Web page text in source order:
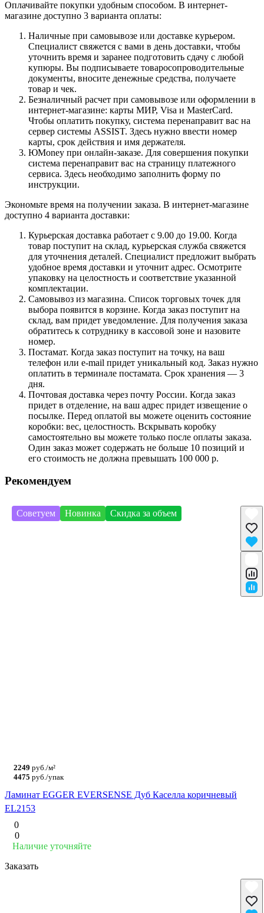
Оплачивайте покупки удобным способом. В интернет-
магазине доступно 3 варианта оплаты:
Наличные при самовывозе или доставке курьером.
Специалист свяжется с вами в день доставки, чтобы
уточнить время и заранее подготовить сдачу с любой
купюры. Вы подписываете товаросопроводительные
документы, вносите денежные средства, получаете
товар и чек.
Безналичный расчет при самовывозе или оформлении в
интернет-магазине: карты МИР, Visa и MasterCard.
Чтобы оплатить покупку, система перенаправит вас на
сервер системы ASSIST. Здесь нужно ввести номер
карты, срок действия и имя держателя.
ЮMoney при онлайн-заказе. Для совершения покупки
система перенаправит вас на страницу платежного
сервиса. Здесь необходимо заполнить форму по
инструкции.
Экономьте время на получении заказа. В интернет-магазине
доступно 4 варианта доставки:
Курьерская доставка работает с 9.00 до 19.00. Когда
товар поступит на склад, курьерская служба свяжется
для уточнения деталей. Специалист предложит выбрать
удобное время доставки и уточнит адрес. Осмотрите
упаковку на целостность и соответствие указанной
комплектации.
Самовывоз из магазина. Список торговых точек для
выбора появится в корзине. Когда заказ поступит на
склад, вам придет уведомление. Для получения заказа
обратитесь к сотруднику в кассовой зоне и назовите
номер.
Постамат. Когда заказ поступит на точку, на ваш
телефон или e-mail придет уникальный код. Заказ нужно
оплатить в терминале постамата. Срок хранения — 3
дня.
Почтовая доставка через почту России. Когда заказ
придет в отделение, на ваш адрес придет извещение о
посылке. Перед оплатой вы можете оценить состояние
коробки: вес, целостность. Вскрывать коробку
самостоятельно вы можете только после оплаты заказа.
Один заказ может содержать не больше 10 позиций и
его стоимость не должна превышать 100 000 р.
Рекомендуем
Советуем Новинка Скидка за объем
2249 руб./м²
4475 руб./упак
Ламинат EGGER EVERSENSE Дуб Каселла коричневый
EL2153
0
0
Наличие уточняйте
Заказать